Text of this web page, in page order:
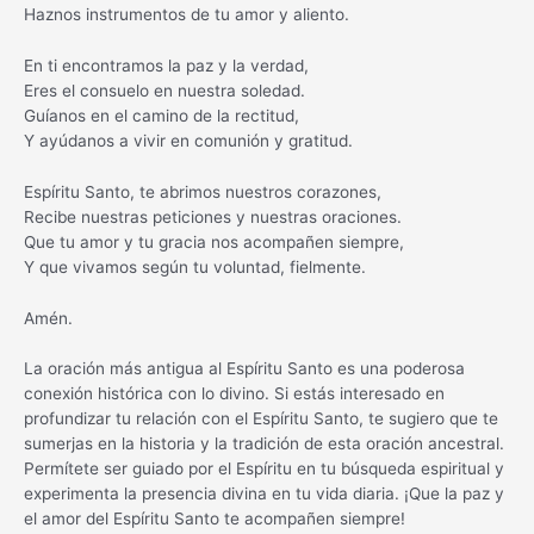
Haznos instrumentos de tu amor y aliento.
En ti encontramos la paz y la verdad,
Eres el consuelo en nuestra soledad.
Guíanos en el camino de la rectitud,
Y ayúdanos a vivir en comunión y gratitud.
Espíritu Santo, te abrimos nuestros corazones,
Recibe nuestras peticiones y nuestras oraciones.
Que tu amor y tu gracia nos acompañen siempre,
Y que vivamos según tu voluntad, fielmente.
Amén.
La oración más antigua al Espíritu Santo es una poderosa
conexión histórica con lo divino. Si estás interesado en
profundizar tu relación con el Espíritu Santo, te sugiero que te
sumerjas en la historia y la tradición de esta oración ancestral.
Permítete ser guiado por el Espíritu en tu búsqueda espiritual y
experimenta la presencia divina en tu vida diaria. ¡Que la paz y
el amor del Espíritu Santo te acompañen siempre!